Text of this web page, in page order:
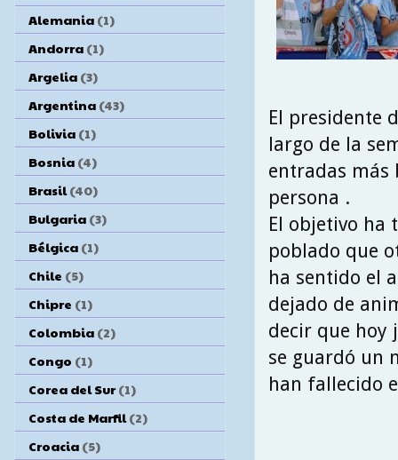
El presidente
largo de la
entradas más
persona .
El objetivo ha
poblado que
ha sentido el
dejado de
decir que hoy
se guardó un
han fallecido
Alemania (1)
Andorra (1)
Argelia (3)
Argentina (43)
Bolivia (1)
Bosnia (4)
Brasil (40)
Bulgaria (3)
Bélgica (1)
Chile (5)
Chipre (1)
Colombia (2)
Congo (1)
Corea del Sur (1)
Costa de Marfil (2)
Croacia (5)